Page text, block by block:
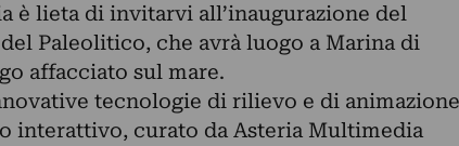
è lieta di invitarvi all’inaugurazione del
Paleolitico, che avrà luogo a Marina di
affacciato sul mare.
tecnologie di rilievo e di animazione
interattivo, curato da Asteria Multimedia